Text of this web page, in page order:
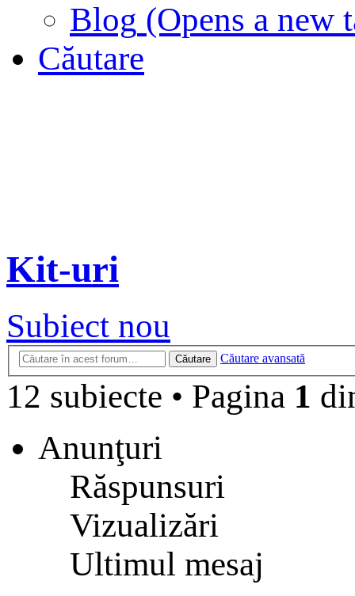
Blog (Opens a new
Căutare
Kit-uri
Subiect nou
Căutare Căutare avansată
12 subiecte • Pagina 1
Anunţuri
Răspunsuri
Vizualizări
Ultimul mesaj